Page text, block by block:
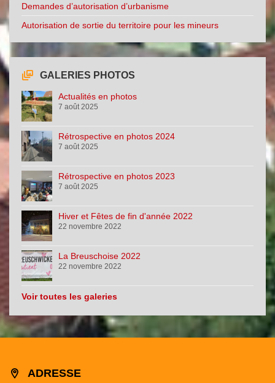
Demandes d’autorisation d’urbanisme
Autorisation de sortie du territoire pour les mineurs
GALERIES PHOTOS
Actualités en photos
7 août 2025
Rétrospective en photos 2024
7 août 2025
Rétrospective en photos 2023
7 août 2025
Hiver et Fêtes de fin d'année 2022
22 novembre 2022
La Breuschoise 2022
22 novembre 2022
Voir toutes les galeries
ADRESSE